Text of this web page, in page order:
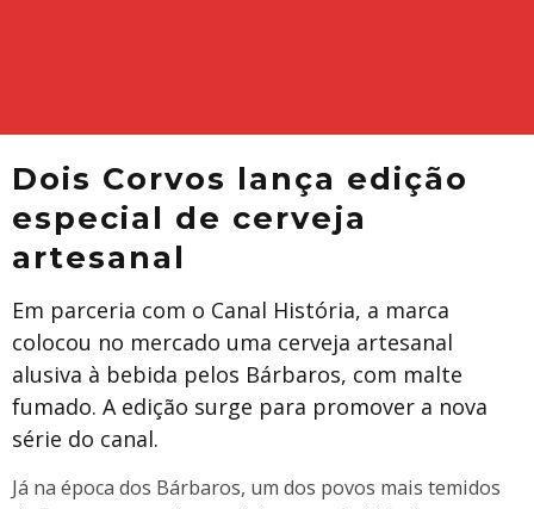
Dois Corvos lança edição
especial de cerveja
artesanal
Em parceria com o Canal História, a marca
colocou no mercado uma cerveja artesanal
alusiva à bebida pelos Bárbaros, com malte
fumado. A edição surge para promover a nova
série do canal.
Já na época dos Bárbaros, um dos povos mais temidos